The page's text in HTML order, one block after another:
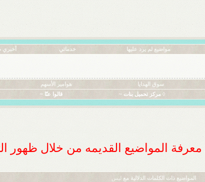
مواضيع لم يرد عليها خدماتي أخبري
سوق الهدايا هوامير الأسهم
◊ مركز تحميل بنات ~ قالوا عنّا ~
معرفة المواضيع القديمه من خلال ظهور
المواضيع ذات الكلمات الدلالية مع ليس